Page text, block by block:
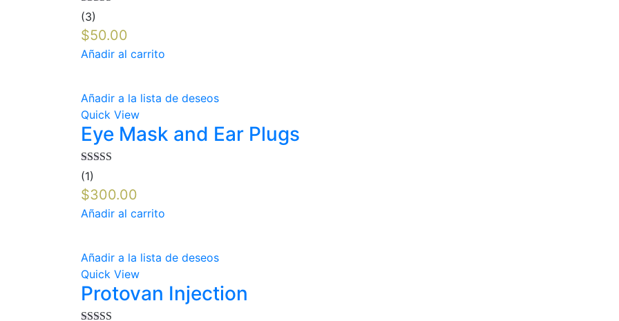
Valorado en
5.00
(3)
$50.00
Añadir al carrito
Añadir a la lista de deseos
Quick View
Eye Mask and Ear Plugs
Valorado en
5.00
(1)
$300.00
Añadir al carrito
Añadir a la lista de deseos
Quick View
Protovan Injection